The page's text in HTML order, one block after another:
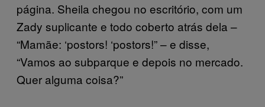
página. Sheila chegou no escritório, com um
Zady suplicante e todo coberto atrás dela –
“Mamãe: ‘postors! ‘postors!” – e disse,
“Vamos ao subparque e depois no mercado.
Quer alguma coisa?”